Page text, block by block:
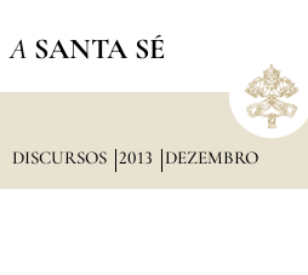
A SANTA SÉ
DISCURSOS 2013 DEZEMBRO